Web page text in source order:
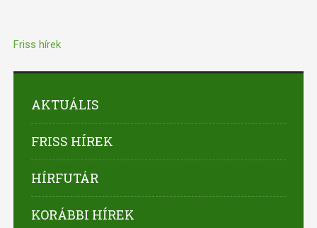
Friss hírek
AKTUÁLIS
FRISS HÍREK
HÍRFUTÁR
KORÁBBI HÍREK